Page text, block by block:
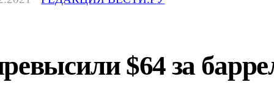
$64 за